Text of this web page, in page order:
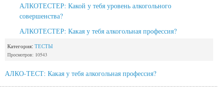
АЛКОТЕСТЕР: Какой у тебя уровень алкогольного
совершенства?
АЛКОТЕСТЕР: Какая у тебя алкогольная профессия?
Категория: ТЕСТЫ
Просмотров: 10543
АЛКО-ТЕСТ: Какая у тебя алкогольная профессия?